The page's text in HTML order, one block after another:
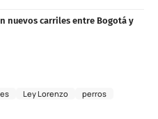
nuevos carriles entre Bogotá y
Ley Lorenzo perros